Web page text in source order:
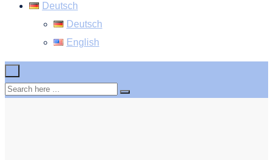
Deutsch
Deutsch
English